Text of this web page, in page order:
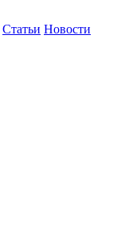
Статьи Новости